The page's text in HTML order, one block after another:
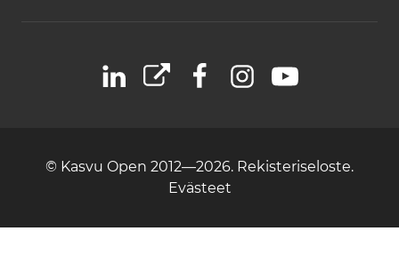
LinkedIn
X FacebookInstagramYouTube
© Kasvu Open 2012—2026. Rekisteriseloste.
Evästeet